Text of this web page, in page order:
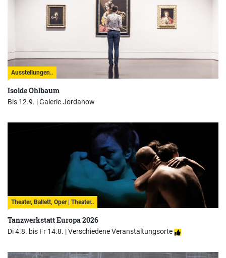
Ausstellungen..
Isolde Ohlbaum
Bis 12.9. |Galerie Jordanow
Theater, Ballett, Oper | Theater..
Tanzwerkstatt Europa 2026
Di 4.8. bis Fr 14.8. |Verschiedene Veranstaltungsorte